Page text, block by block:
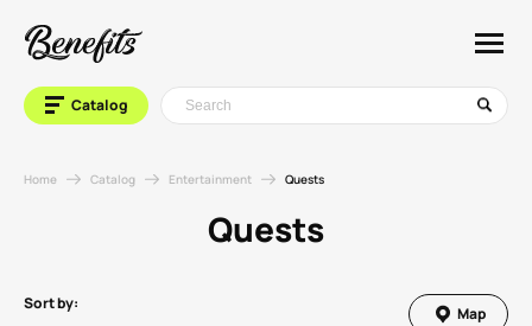
Catalog
Home Catalog Entertainment Quests
Quests
Sort by:
Map